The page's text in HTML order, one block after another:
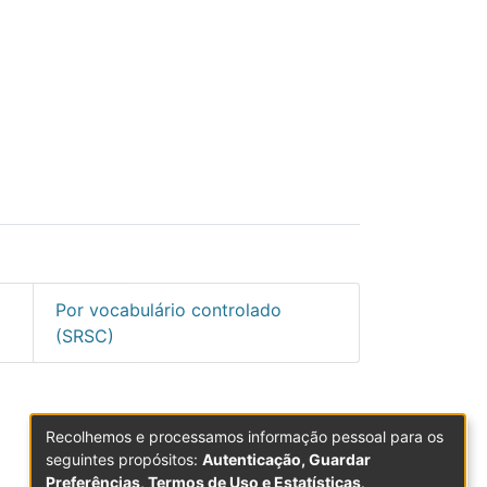
Por vocabulário controlado
(SRSC)
Soares Bernardo de"
Recolhemos e processamos informação pessoal para os
seguintes propósitos: Autenticação, Guardar
Preferências, Termos de Uso e Estatísticas.